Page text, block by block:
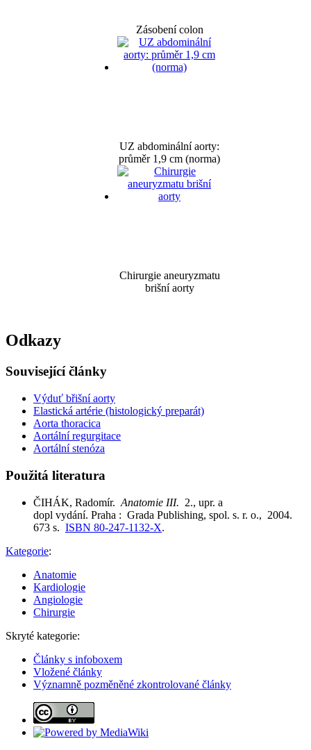
Zásobení colon
UZ abdominální aorty:
průměr 1,9 cm (norma)
Chirurgie aneuryzmatu
brišní aorty
Odkazy
Související články
Výduť břišní aorty
Elastická artérie (histologický preparát)
Aorta thoracica
Aortální regurgitace
Aortální stenóza
Použitá literatura
ČIHÁK, Radomír. Anatomie III. 2., upr. a
dopl vydání. Praha : Grada Publishing, spol. s. r. o., 2004.
673 s. ISBN 80-247-1132-X.
Kategorie:
Anatomie
Kardiologie
Angiologie
Chirurgie
Skryté kategorie:
Články s infoboxem
Vložené články
Významně pozměněné zkontrolované články